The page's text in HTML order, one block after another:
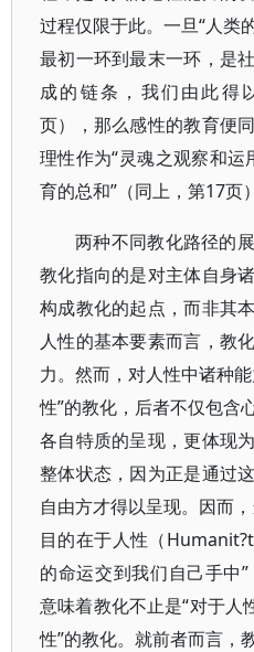
过程仅限于此。一旦“人类
最初一环到最末一环，是
成的链条，我们由此得
页），那么感性的教育便
理性作为“灵魂之观察和运
育的总和”（同上，第17页）
两种不同教化路径的
教化指向的是对主体自身
构成教化的起点，而非其
人性的基本要素而言，教
力。然而，对人性中诸种
性”的教化，后者不仅包含
各自特质的呈现，更体现
整体状态，因为正是通过
自由方才得以呈现。因而
目的在于人性（
的命运交到我们自己手中
意味着教化不止是“对于人
性”的教化。就前者而言，